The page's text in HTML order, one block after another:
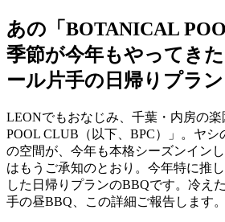
あの「BOTANICAL
季節が今年もやってき
ール片手の日帰りプラン
LEONでもおなじみ、千葉・内房の
POOL CLUB（以下、BPC）」。ヤ
の空間が、今年も本格シーズンイン
はもうご承知のとおり。今年特に推
した日帰りプランのBBQです。冷え
手の昼BBQ、この詳細ご報告します。